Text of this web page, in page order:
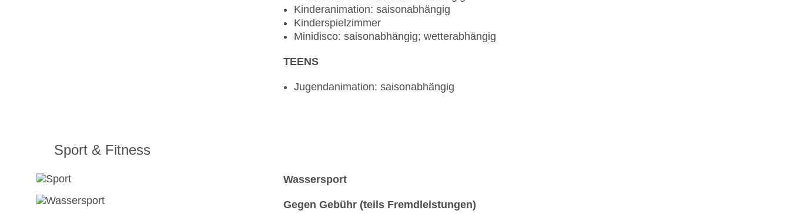
Kinderanimation: saisonabhängig
Kinderspielzimmer
Minidisco: saisonabhängig; wetterabhängig
TEENS
Jugendanimation: saisonabhängig
Sport & Fitness
Wassersport
Gegen Gebühr (teils Fremdleistungen)